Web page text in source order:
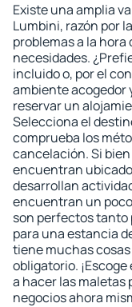
Existe una amplia
Lumbini, razón por
problemas a la
necesidades.
incluido o, por el
ambiente acogedor
reservar un
Selecciona el
comprueba los
cancelación. Si
encuentran
desarrollan
encuentran un
son perfectos tanto
para una estancia
tiene muchas
obligatorio.
a hacer las maletas
negocios ahora